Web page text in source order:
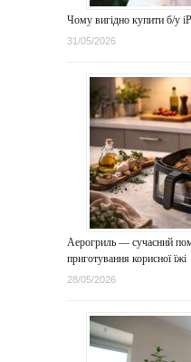
Чому вигідно купити б/у
31/05/2026
Аерогриль — сучасний
приготування корисної їжі
28/05/2026